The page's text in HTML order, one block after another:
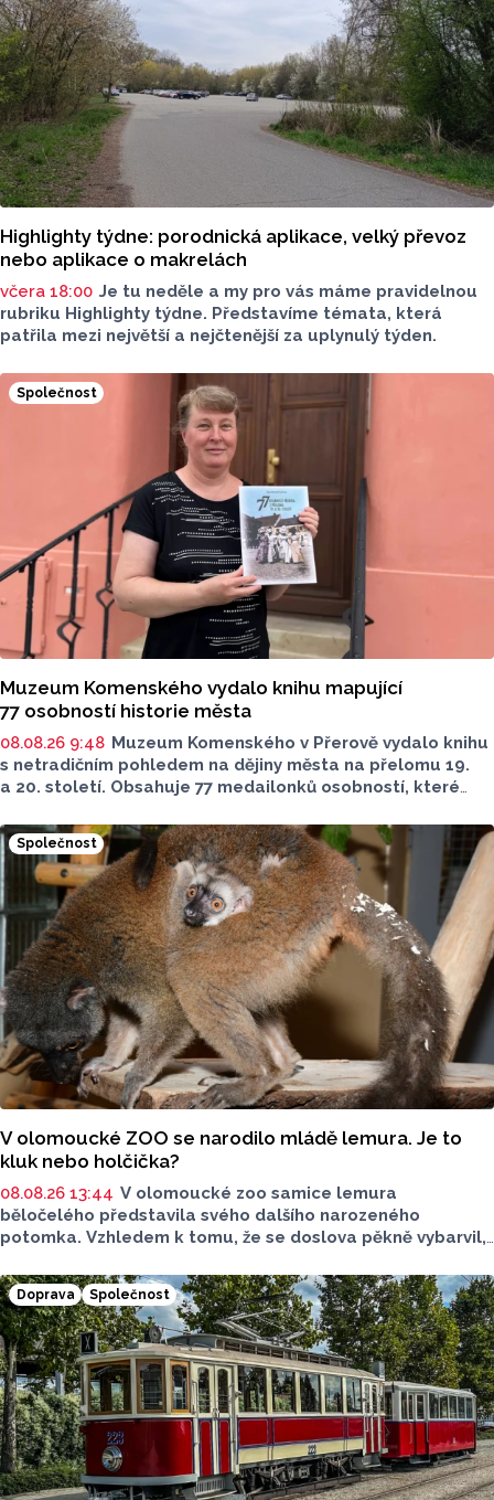
Highlighty týdne: porodnická aplikace, velký převoz
nebo aplikace o makrelách
včera 18:00 Je tu neděle a my pro vás máme pravidelnou
rubriku Highlighty týdne. Představíme témata, která
patřila mezi největší a nejčtenější za uplynulý týden.
Společnost
Muzeum Komenského vydalo knihu mapující
77 osobností historie města
08.08.26 9:48 Muzeum Komenského v Přerově vydalo knihu
s netradičním pohledem na dějiny města na přelomu 19.
a 20. století. Obsahuje 77 medailonků osobností, které
jsou doplněny dobovými snímky. Podle autorky publikace
Šárky Krákorové Pajůrkové tomu předcházelo 13 let
pátrání po jejich osudech. Kniha vychází u příležitosti
letošního 770. výročí povýšení Přerova na královské město,
sdělila ČTK mluvčí radnice Lenka Chalupová.
Společnost
V olomoucké ZOO se narodilo mládě lemura. Je to
kluk nebo holčička?
08.08.26 13:44 V olomoucké zoo samice lemura
běločelého představila svého dalšího narozeného
potomka. Vzhledem k tomu, že se doslova pěkně vybarvil,
hnědé, případně hnědošedé, zato samci se pyšní bílým
zbarvením hlavy.
Doprava Společnost